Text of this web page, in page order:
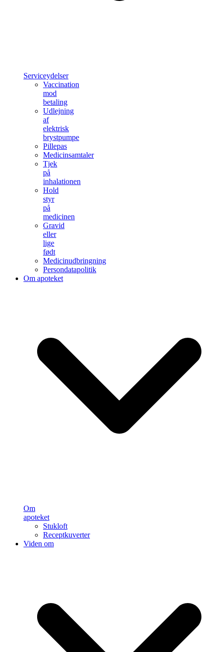
Serviceydelser
Vaccination
mod
betaling
Udlejning
af
elektrisk
brystpumpe
Pillepas
Medicinsamtaler
Tjek
på
inhalationen
Hold
styr
på
medicinen
Gravid
eller
lige
født
Medicinudbringning
Persondatapolitik
Om apoteket
Om
apoteket
Stukloft
Receptkuverter
Viden om